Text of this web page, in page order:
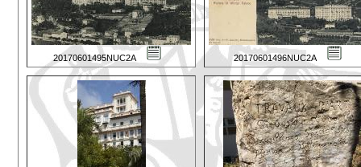
20170601495NUC2A 20170601496NUC2A